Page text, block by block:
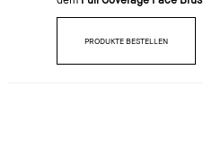
PRODUKTE BESTELLEN